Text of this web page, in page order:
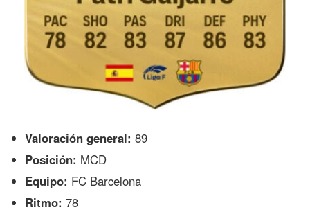
Valoración general: 89
Posición: MCD
Equipo: FC Barcelona
Ritmo: 78